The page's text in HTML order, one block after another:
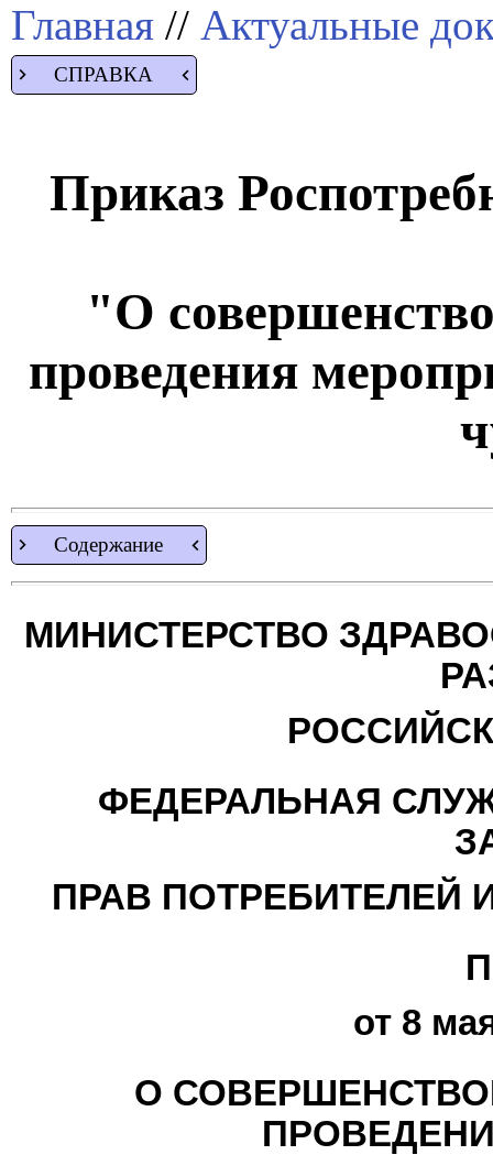
Главная // Актуальные
СПРАВКА
Приказ
"О
проведения
Содержание
МИНИСТЕРСТВО
ФЕДЕРАЛЬНАЯ
ПРАВ ПОТРЕБИТЕЛЕЙ
от 8
О